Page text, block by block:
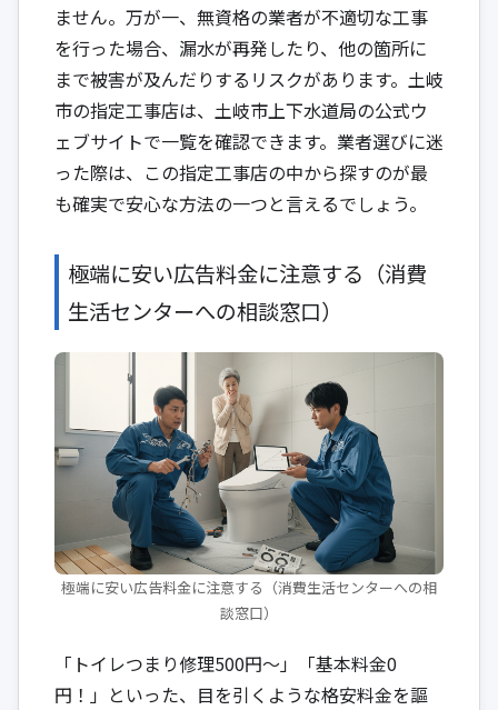
ません。万が一、無資格の業者が不適切な工事
を行った場合、漏水が再発したり、他の箇所に
まで被害が及んだりするリスクがあります。土岐
市の指定工事店は、土岐市上下水道局の公式ウ
ェブサイトで一覧を確認できます。業者選びに迷
った際は、この指定工事店の中から探すのが最
も確実で安心な方法の一つと言えるでしょう。
極端に安い広告料金に注意する（消費
生活センターへの相談窓口）
極端に安い広告料金に注意する（消費生活センターへの相
談窓口）
「トイレつまり修理500円〜」「基本料金0
円！」といった、目を引くような格安料金を謳